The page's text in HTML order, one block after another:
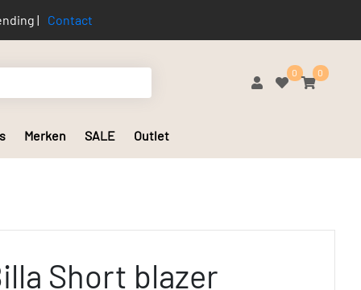
| Contact
0 0
Merken SALE Outlet
Short blazer